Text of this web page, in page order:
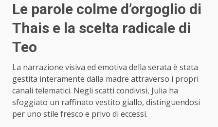
Le parole colme d’orgoglio di
Thais e la scelta radicale di
Teo
La narrazione visiva ed emotiva della serata è stata
gestita interamente dalla madre attraverso i propri
canali telematici. Negli scatti condivisi, Julia ha
sfoggiato un raffinato vestito giallo, distinguendosi
per uno stile fresco e privo di eccessi.